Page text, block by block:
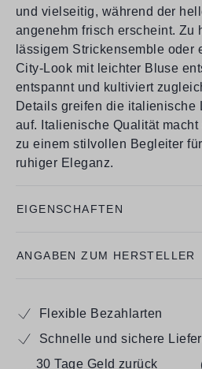
und vielseitig, während der
angenehm frisch erscheint. Zu
lässigem Strickensemble oder
City-Look mit leichter Bluse
entspannt und kultiviert
Details greifen die italienische
auf. Italienische Qualität
zu einem stilvollen Begleiter
ruhiger Eleganz.
EIGENSCHAFTEN
ANGABEN ZUM HERSTELLER
Flexible Bezahlarten
Schnelle und sichere
30 Tage Geld zurück